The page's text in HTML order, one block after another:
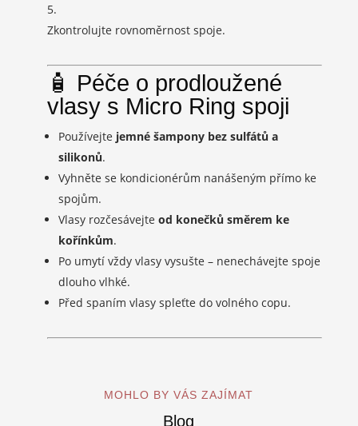
Zkontrolujte rovnoměrnost spoje.
🧴 Péče o prodloužené
vlasy s Micro Ring spoji
Používejte jemné šampony bez sulfátů a
silikonů.
Vyhněte se kondicionérům nanášeným přímo ke
spojům.
Vlasy rozčesávejte od konečků směrem ke
kořínkům.
Po umytí vždy vlasy vysušte – nenechávejte spoje
dlouho vlhké.
Před spaním vlasy spleťte do volného copu.
MOHLO BY VÁS ZAJÍMAT
Blog